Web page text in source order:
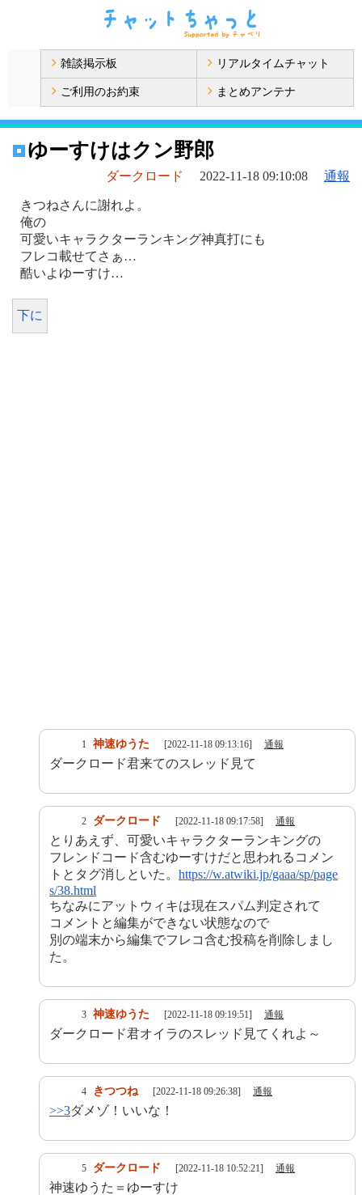
雑談掲示板 リアルタイムチャット
ご利用のお約束 まとめアンテナ
ゆーすけはクン野郎
ダークロード 2022-11-18 09:10:08 通報
きつねさんに謝れよ。
俺の
可愛いキャラクターランキング神真打にも
フレコ載せてさぁ…
酷いよゆーすけ…
下に
1 神速ゆうた [2022-11-18 09:13:16] 通報
ダークロード君来てのスレッド見て
2 ダークロード [2022-11-18 09:17:58] 通報
とりあえず、可愛いキャラクターランキングの
フレンドコード含むゆーすけだと思われるコメン
トとタグ消しといた。 https://w.atwiki.jp/gaaa/sp/page
s/38.html
ちなみにアットウィキは現在スパム判定されて
コメントと編集ができない状態なので
別の端末から編集でフレコ含む投稿を削除しまし
た。
3 神速ゆうた [2022-11-18 09:19:51] 通報
ダークロード君オイラのスレッド見てくれよ～
4 きつつね [2022-11-18 09:26:38] 通報
>>3ダメゾ！いいな！
5 ダークロード [2022-11-18 10:52:21] 通報
神速ゆうた＝ゆーすけ